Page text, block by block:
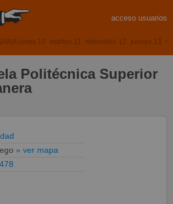
acceso usuarios
lunes 10 martes 11 miércoles 12 jueves 13
Politécnica Superior
» ver mapa